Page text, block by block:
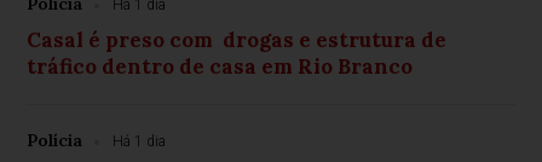
Há 1 dia
Casal é preso com drogas e estrutura de
tráfico dentro de casa em Rio Branco
Polícia Há 1 dia